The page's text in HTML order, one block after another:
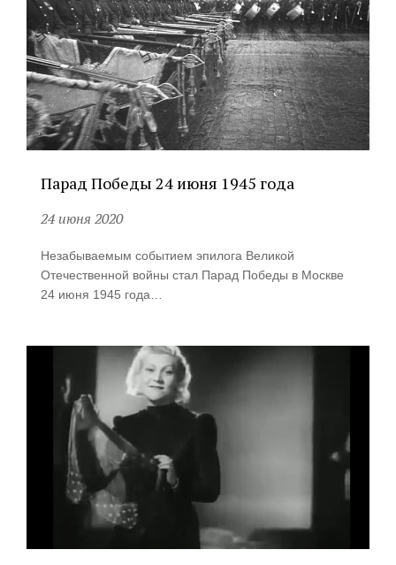
Парад Победы 24 июня 1945 года
24 июня 2020
Незабываемым событием эпилога Великой
Отечественной войны стал Парад Победы в Москве
24 июня 1945 года…